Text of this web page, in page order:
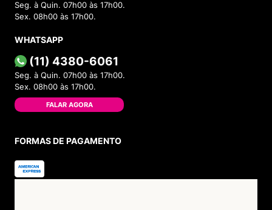
Seg. à Quin. 07h00 às 17h00.
Sex. 08h00 às 17h00.
WHATSAPP
(11) 4380-6061
Seg. à Quin. 07h00 às 17h00.
Sex. 08h00 às 17h00.
FALAR AGORA
FORMAS DE PAGAMENTO